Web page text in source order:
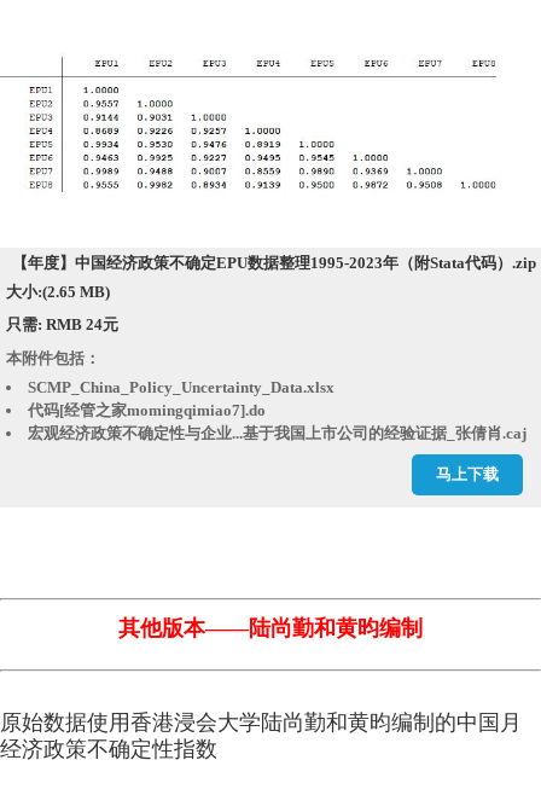
【年度】中国经济政策不确定EPU数据整理1995-2023年（附Stata代码）.zip
大小:(2.65 MB)
只需: RMB 24元
马上下载
本附件包括：
SCMP_China_Policy_Uncertainty_Data.xlsx
代码[经管之家momingqimiao7].do
宏观经济政策不确定性与企业...基于我国上市公司的经验证据_张倩肖.caj
经济政策不确定性、融资约束...来自中国上市公司的经验证据_段梅.caj
经济政策不确定性与创新——基于我国上市公司的实证分析_顾夏铭.caj
其他版本——陆尚勤和黄昀编制
原始数据使用香港浸会大学陆尚勤和黄昀编制的中国月
经济政策不确定性指数